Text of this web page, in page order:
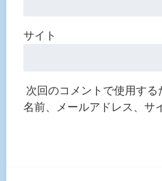
サイト
次回のコメントで使用す
名前、メールアドレス、サ